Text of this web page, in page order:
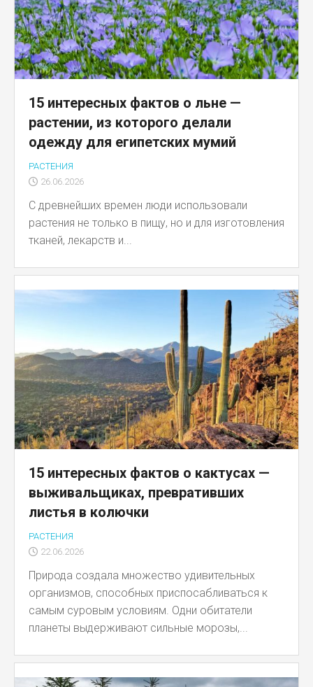
15 интересных фактов о льне —
растении, из которого делали
одежду для египетских мумий
РАСТЕНИЯ
26.06.2026
С древнейших времен люди использовали
растения не только в пищу, но и для изготовления
тканей, лекарств и...
15 интересных фактов о кактусах —
выживальщиках, превративших
листья в колючки
РАСТЕНИЯ
22.06.2026
Природа создала множество удивительных
организмов, способных приспосабливаться к
самым суровым условиям. Одни обитатели
планеты выдерживают сильные морозы,...